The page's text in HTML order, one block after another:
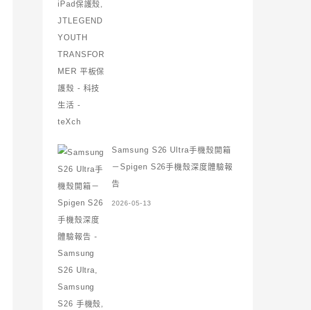
Samsung S26 Ultra手機殼開箱
－Spigen S26手機殼深度體驗報
告
2026-05-13